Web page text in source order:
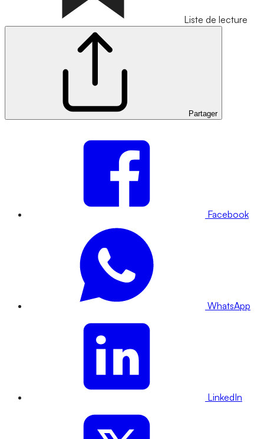
Liste de lecture
Partager
Facebook
WhatsApp
LinkedIn